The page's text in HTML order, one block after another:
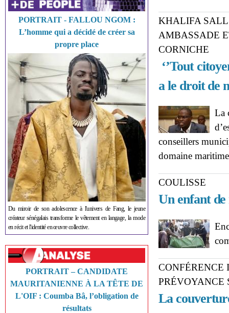
PORTRAIT - FALLOU NGOM :
L’homme qui a décidé de créer sa
propre place
Du miroir de son adolescence à l'univers de Fang, le jeune
créateur sénégalais transforme le vêtement en langage, la mode
en récit et l'identité en œuvre collective.
PORTRAIT – CANDIDATE
MAURITANIENNE À LA TÊTE DE
L'OIF : Coumba Bâ, l’obligation de
résultats
KHALIFA SALL
AMBASSADE
CORNICHE
‘’Tout
a le droit de
La
conseillers
domaine
COULISSE
Un enfant de
PRÉVOYANCE
La